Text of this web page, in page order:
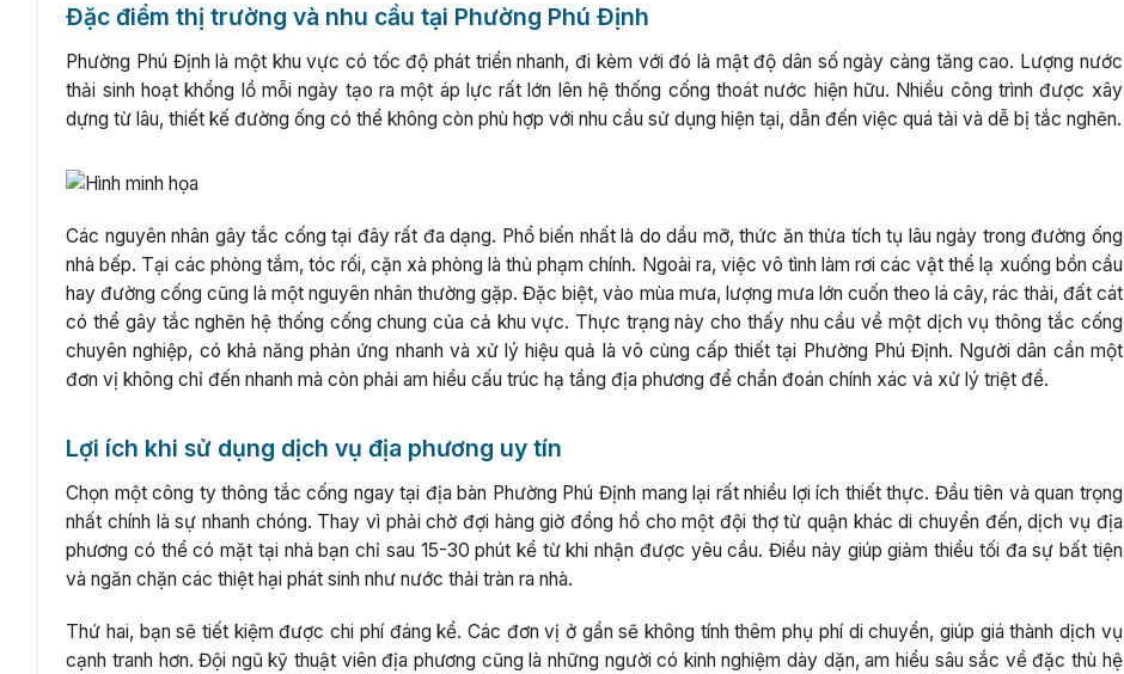
Đặc điểm thị trường và nhu cầu tại Phường Phú Định
Phường Phú Định là một khu vực có tốc độ phát triển nhanh, đi kèm với đó là mật độ dân số ngày càng tăng cao. Lượng nước
thải sinh hoạt khổng lồ mỗi ngày tạo ra một áp lực rất lớn lên hệ thống cống thoát nước hiện hữu. Nhiều công trình được xây
dựng từ lâu, thiết kế đường ống có thể không còn phù hợp với nhu cầu sử dụng hiện tại, dẫn đến việc quá tải và dễ bị tắc nghẽn.
Các nguyên nhân gây tắc cống tại đây rất đa dạng. Phổ biến nhất là do dầu mỡ, thức ăn thừa tích tụ lâu ngày trong đường ống
nhà bếp. Tại các phòng tắm, tóc rối, cặn xà phòng là thủ phạm chính. Ngoài ra, việc vô tình làm rơi các vật thể lạ xuống bồn cầu
hay đường cống cũng là một nguyên nhân thường gặp. Đặc biệt, vào mùa mưa, lượng mưa lớn cuốn theo lá cây, rác thải, đất cát
có thể gây tắc nghẽn hệ thống cống chung của cả khu vực. Thực trạng này cho thấy nhu cầu về một dịch vụ thông tắc cống
chuyên nghiệp, có khả năng phản ứng nhanh và xử lý hiệu quả là vô cùng cấp thiết tại Phường Phú Định. Người dân cần một
đơn vị không chỉ đến nhanh mà còn phải am hiểu cấu trúc hạ tầng địa phương để chẩn đoán chính xác và xử lý triệt để.
Lợi ích khi sử dụng dịch vụ địa phương uy tín
Chọn một công ty thông tắc cống ngay tại địa bàn Phường Phú Định mang lại rất nhiều lợi ích thiết thực. Đầu tiên và quan trọng
nhất chính là sự nhanh chóng. Thay vì phải chờ đợi hàng giờ đồng hồ cho một đội thợ từ quận khác di chuyển đến, dịch vụ địa
phương có thể có mặt tại nhà bạn chỉ sau 15-30 phút kể từ khi nhận được yêu cầu. Điều này giúp giảm thiểu tối đa sự bất tiện
và ngăn chặn các thiệt hại phát sinh như nước thải tràn ra nhà.
Thứ hai, bạn sẽ tiết kiệm được chi phí đáng kể. Các đơn vị ở gần sẽ không tính thêm phụ phí di chuyển, giúp giá thành dịch vụ
cạnh tranh hơn. Đội ngũ kỹ thuật viên địa phương cũng là những người có kinh nghiệm dày dặn, am hiểu sâu sắc về đặc thù hệ